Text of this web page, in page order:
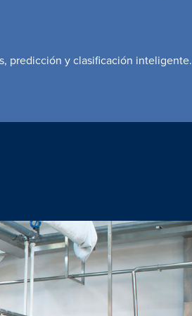
predicción y clasificación inteligente.